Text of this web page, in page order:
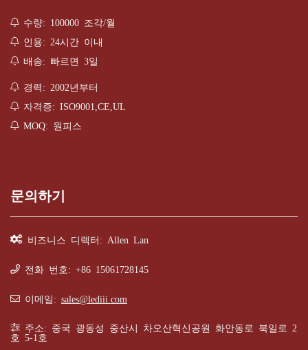
수량: 100000 조각/월
인용: 24시간 이내
배송: 빠르면 3일
경력: 2002년부터
자격증: ISO9001,CE,UL
MOQ: 원피스
문의하기
비즈니스 디렉터: Allen Lan
전화 번호: +86 15061728145
이메일: sales@lediii.com
주소: 중국 광동성 중산시 차오산혁신공원 화안동로 북일로 2
호 5-1호